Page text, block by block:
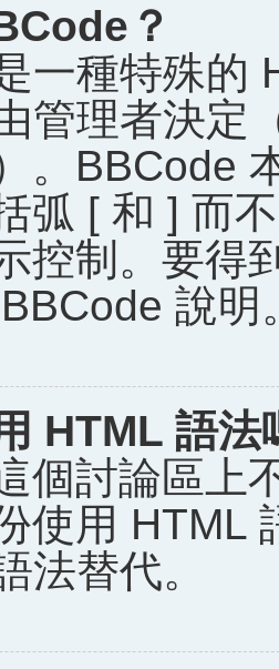
？
一種特殊的
管理者決定
。BBCode
弧 [ 和 ] 而
控制。要得
說明
HTML 語法
個討論區上
使用 HTML
法替代。